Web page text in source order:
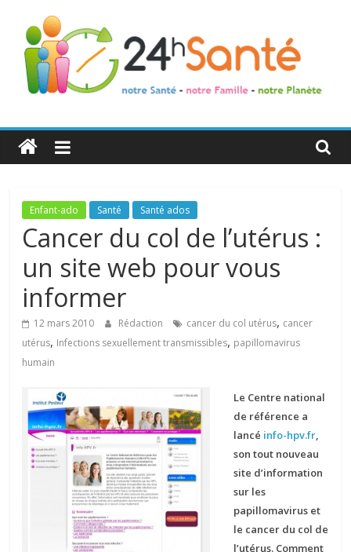
24h
Santé
La
santé
de
toute
famille
Enfant-ado Santé Santé ados
Cancer du col de l’utérus :
un site web pour vous
informer
12 mars 2010 Rédaction cancer du col utérus, cancer
utérus, Infections sexuellement transmissibles, papillomavirus
humain
Le Centre national
de référence a
lancé info-hpv.fr,
son tout nouveau
site d’information
sur les
papillomavirus et
le cancer du col de
l’utérus. Comment